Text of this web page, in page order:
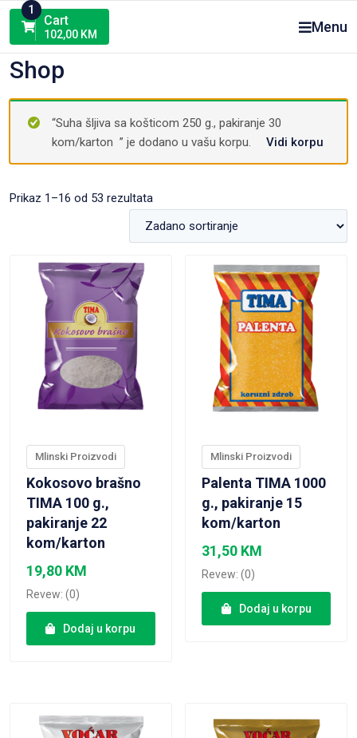
Skip
content
1
Cart
102,00 KM Menu
Shop
“Suha šljiva sa košticom 250 g., pakiranje 30
kom/karton ” je dodano u vašu korpu.
Vidi korpu
Prikaz 1–16 od 53 rezultata
Mlinski Proizvodi
Kokosovo brašno
TIMA 100 g.,
pakiranje 22
kom/karton
19,80 KM
Revew: (0)
Dodaj u korpu
Mlinski Proizvodi
Palenta TIMA 1000
g., pakiranje 15
kom/karton
31,50 KM
Revew: (0)
Dodaj u korpu